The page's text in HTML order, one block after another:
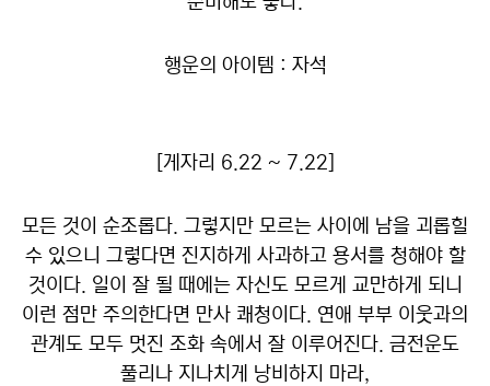
행운의 아이템 : 자석
[게자리 6.22 ~ 7.22]
모든 것이 순조롭다. 그렇지만 모르는 사이에 남을 괴롭힐
수 있으니 그렇다면 진지하게 사과하고 용서를 청해야 할
것이다. 일이 잘 될 때에는 자신도 모르게 교만하게 되니
이런 점만 주의한다면 만사 쾌청이다. 연애 부부 이웃과의
관계도 모두 멋진 조화 속에서 잘 이루어진다. 금전운도
풀리나 지나치게 낭비하지 마라,